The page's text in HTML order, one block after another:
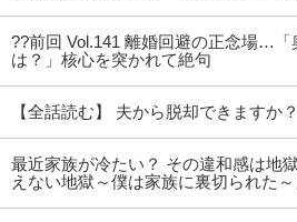
??前回 Vol.141 離婚回避の正念場…
は？」核心を突かれて絶句
【全話読む】 夫から脱却できますか？
最近家族が冷たい？ その違和感は地
えない地獄～僕は家族に裏切られた～